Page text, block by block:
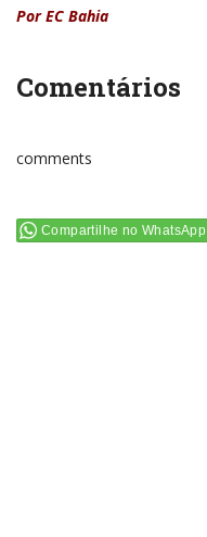
Por EC Bahia
Comentários
comments
Compartilhe no WhatsApp